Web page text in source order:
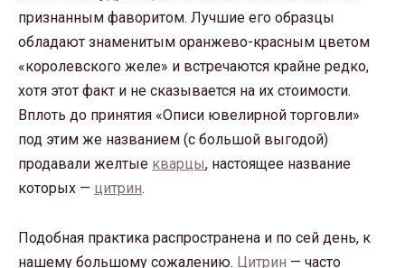
признанным фаворитом. Лучшие его образцы
обладают знаменитым оранжево-красным цветом
«королевского желе» и встречаются крайне редко,
хотя этот факт и не сказывается на их стоимости.
Вплоть до принятия «Описи ювелирной торговли»
под этим же названием (с большой выгодой)
продавали желтые кварцы, настоящее название
которых — цитрин.
Подобная практика распространена и по сей день, к
нашему большому сожалению. Цитрин — часто